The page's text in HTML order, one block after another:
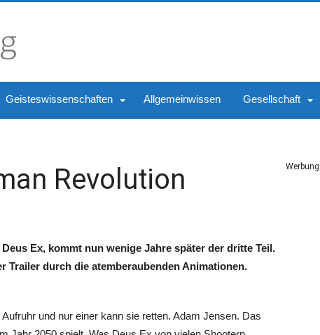
Geisteswissenschaften Allgemeinwissen Gesellschaft
Revolution Werbung
Ex, kommt nun wenige Jahre später der dritte Teil.
Trailer durch die atemberaubenden Animationen.
und nur einer kann sie retten. Adam Jensen. Das